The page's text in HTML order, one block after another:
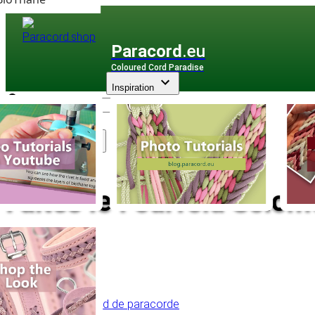
Paracord .eu
Coloured Cord Paradise
Assortiment
Inspiration
Faites le Fourfold
Retour à l'aperçu
Table des matières
Début du nœud de paracorde